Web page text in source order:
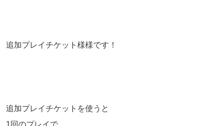
追加プレイチケット様様です！
追加プレイチケットを使うと
1回のプレイで